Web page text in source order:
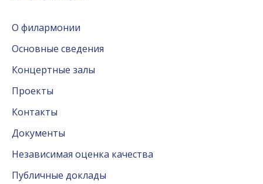
О филармонии
Основные сведения
Концертные залы
Проекты
Контакты
Документы
Независимая оценка качества
Публичные доклады